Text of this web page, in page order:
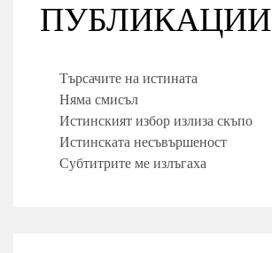
ПУБЛИКАЦИИ
Търсачите на истината
Няма смисъл
Истинският избор излиза скъпо
Истинската несъвършеност
Субтитрите ме излъгаха